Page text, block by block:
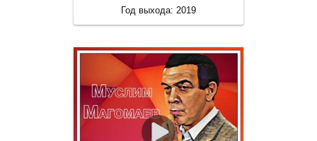
Год выхода: 2019